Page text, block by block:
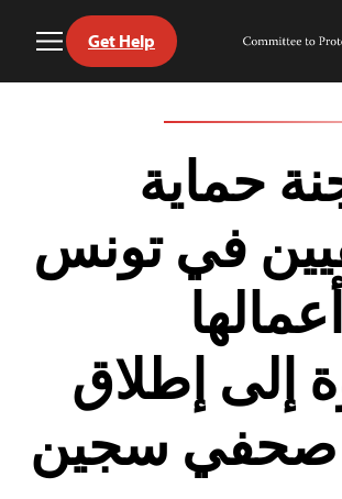
Get Help
حماية
في تونس
إلى إطلاق
سجين